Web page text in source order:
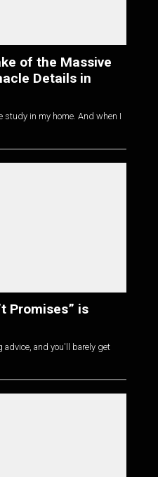
of the Massive
Details in
study in my home. And when I
Promises” is
advice, and you'll barely get